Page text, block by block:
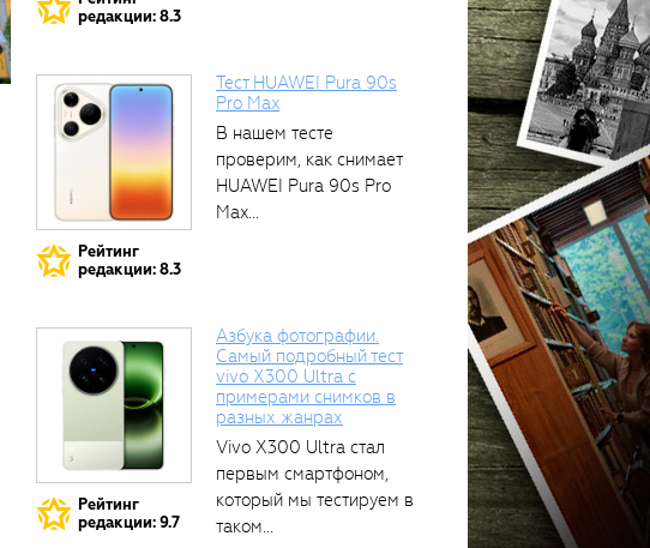
редакции: 8.3
Рейтинг
редакции: 8.3
Тест HUAWEI Pura 90s
Pro Max
В нашем тесте
проверим, как снимает
HUAWEI Pura 90s Pro
Max...
Рейтинг
редакции: 9.7
Азбука фотографии.
Самый подробный тест
vivo X300 Ultra с
примерами снимков в
разных жанрах
Vivo X300 Ultra стал
первым смартфоном,
который мы тестируем в
таком...